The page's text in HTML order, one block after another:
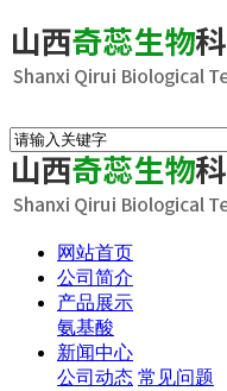
网站首页
公司简介
产品展示
氨基酸
新闻中心
公司动态 常见问题